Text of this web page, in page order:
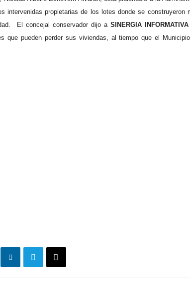
intervenidas propietarias de los lotes donde se construyeron
El concejal conservador dijo aSINERGIA INFORMATIVA
que pueden perder sus viviendas, al tiempo que el